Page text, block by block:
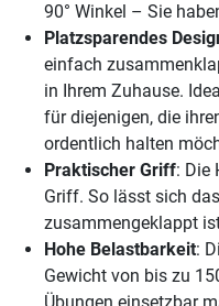
90° Winkel – Sie
Platzsparendes
einfach
in Ihrem Zuhause.
für diejenigen, die
ordentlich halten
Praktischer Griff: Die
Griff. So lässt sich
zusammengeklappt
Hohe Belastbarkeit:
Gewicht von bis zu